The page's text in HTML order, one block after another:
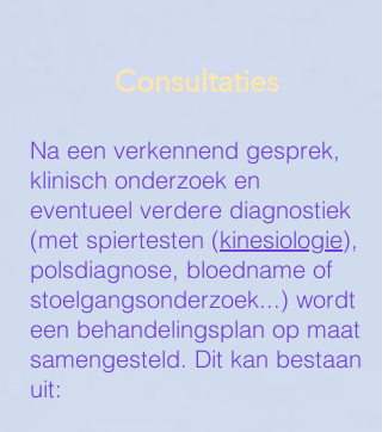
Consultaties
Na een verkennend gesprek,
klinisch onderzoek en
eventueel verdere diagnostiek
(met spiertesten (kinesiologie),
polsdiagnose, bloedname of
stoelgangsonderzoek...) wordt
een behandelingsplan op maat
samengesteld. Dit kan bestaan
uit: